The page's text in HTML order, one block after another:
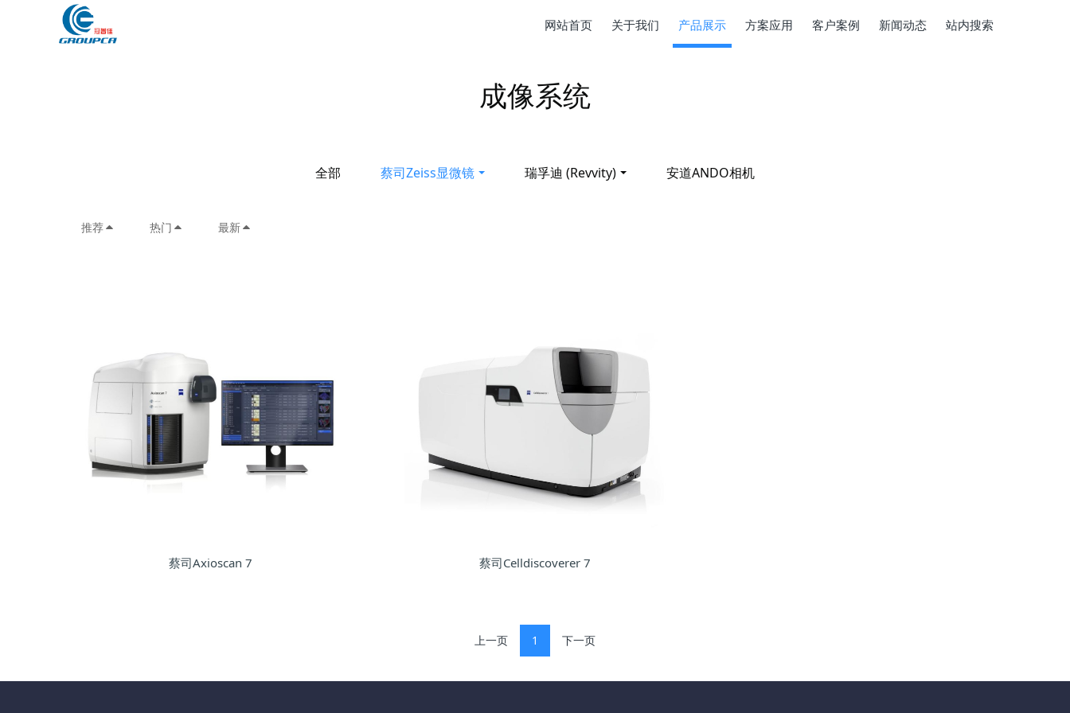
网站首页 关于我们 产品展示 方案应用 客户案例 新闻动态 站内搜索
成像系统
全部 蔡司Zeiss显微镜 瑞孚迪 (Revvity) 安道ANDO相机
推荐 热门 最新
蔡司Axioscan 7 蔡司Celldiscoverer 7
上一页 1 下一页